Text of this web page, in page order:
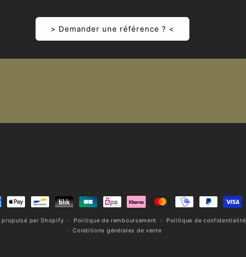
> Demander une référence ? <
propulsé par Shopify Politique de remboursement Politique de confidentialité
Conditions générales de vente